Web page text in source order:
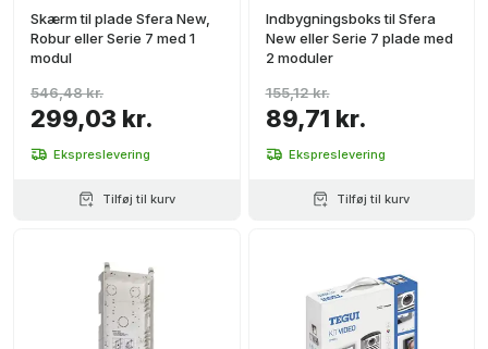
Skærm til plade Sfera New,
Robur eller Serie 7 med 1
modul
299,03 kr.
546,48 kr.
Ekspreslevering
Tilføj til kurv
Indbygningsboks til Sfera
New eller Serie 7 plade med
2 moduler
89,71 kr.
155,12 kr.
Ekspreslevering
Tilføj til kurv